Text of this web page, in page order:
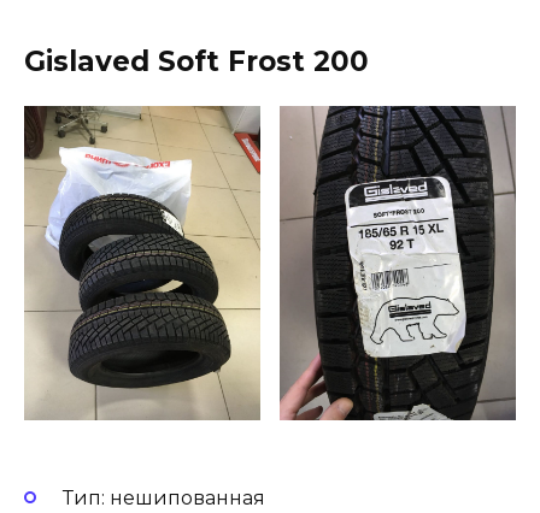
Gislaved Soft Frost 200
Тип: нешипованная